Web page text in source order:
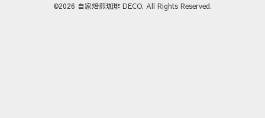
©2026 自家焙煎珈琲 DECO. All Rights Reserved.